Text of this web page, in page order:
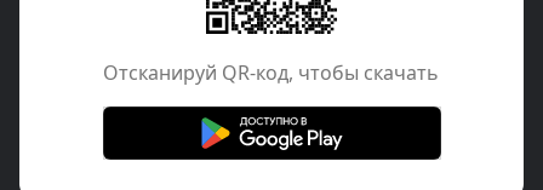
Отcканируй QR-код, чтобы скачать